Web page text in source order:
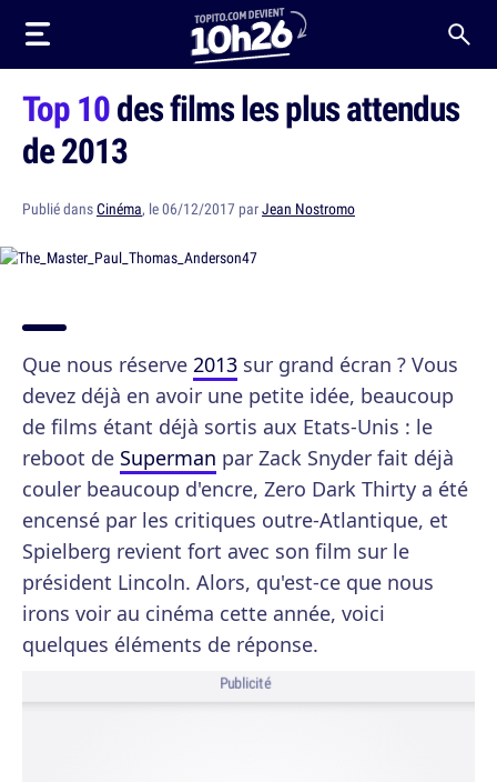
Top 10des films les plus attendus
de 2013
Publié dansCinéma, le 06/12/2017 parJean Nostromo
Que nous réserve 2013 sur grand écran ? Vous
devez déjà en avoir une petite idée, beaucoup
de films étant déjà sortis aux Etats-Unis : le
reboot de Superman par Zack Snyder fait déjà
couler beaucoup d'encre, Zero Dark Thirty a été
encensé par les critiques outre-Atlantique, et
Spielberg revient fort avec son film sur le
président Lincoln. Alors, qu'est-ce que nous
irons voir au cinéma cette année, voici
quelques éléments de réponse.
Publicité